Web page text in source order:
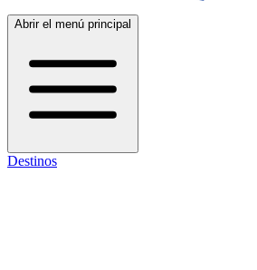
Abrir el menú principal
Destinos